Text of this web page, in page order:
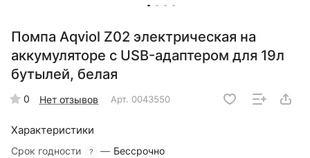
Помпа Aqviol Z02 электрическая на
аккумуляторе с USB-адаптером для 19л
бутылей, белая
0 Нет отзывов Арт. 0043550
Характеристики
Срок годности ? — Бессрочно